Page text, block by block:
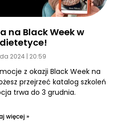
na Black Week w
2024 20:59
z okazji Black Week na
przejrzeć katalog szkoleń
trwa do 3 grudnia.
więcej »